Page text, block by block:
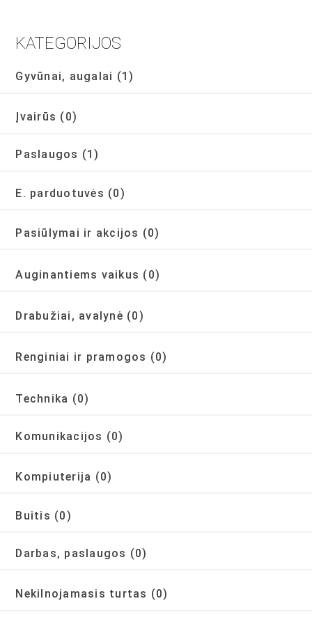
KATEGORIJOS
Gyvūnai, augalai (1)
Įvairūs (0)
Paslaugos (1)
E. parduotuvės (0)
Pasiūlymai ir akcijos (0)
Auginantiems vaikus (0)
Drabužiai, avalynė (0)
Renginiai ir pramogos (0)
Technika (0)
Komunikacijos (0)
Kompiuterija (0)
Buitis (0)
Darbas, paslaugos (0)
Nekilnojamasis turtas (0)